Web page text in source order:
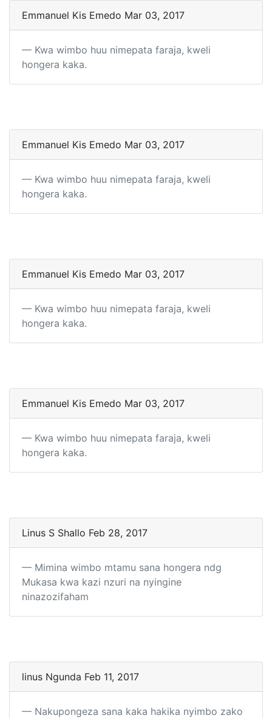
Emmanuel Kis Emedo Mar 03, 2017
Kwa wimbo huu nimepata faraja, kweli
hongera kaka.
Emmanuel Kis Emedo Mar 03, 2017
Kwa wimbo huu nimepata faraja, kweli
hongera kaka.
Emmanuel Kis Emedo Mar 03, 2017
Kwa wimbo huu nimepata faraja, kweli
hongera kaka.
Emmanuel Kis Emedo Mar 03, 2017
Kwa wimbo huu nimepata faraja, kweli
hongera kaka.
Linus S Shallo Feb 28, 2017
Mimina wimbo mtamu sana hongera ndg
Mukasa kwa kazi nzuri na nyingine
ninazozifaham
linus Ngunda Feb 11, 2017
Nakupongeza sana kaka hakika nyimbo zako